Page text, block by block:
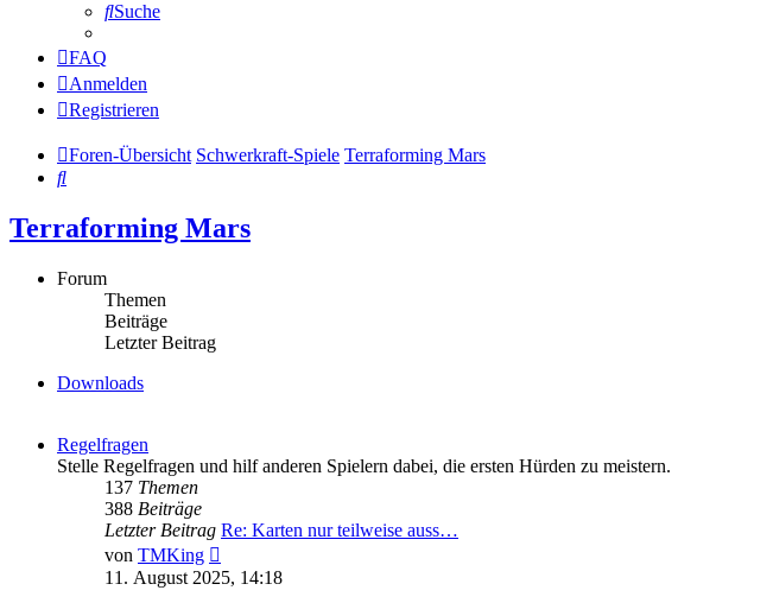
Suche
FAQ
Anmelden
Registrieren
Foren-Übersicht Schwerkraft-Spiele Terraforming Mars
Suche
Terraforming Mars
Forum
Themen
Beiträge
Letzter Beitrag
Downloads
Regelfragen
Stelle Regelfragen und hilf anderen Spielern dabei, die ersten Hürden zu meistern.
137 Themen
388 Beiträge
Letzter Beitrag Re: Karten nur teilweise auss…
von TMKing
Beitrag
11. August 2025, 14:18